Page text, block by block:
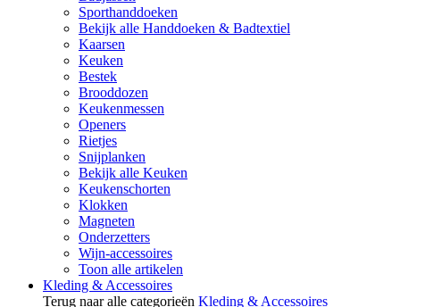
Sporthanddoeken
Bekijk alle Handdoeken & Badtextiel
Kaarsen
Keuken
Bestek
Brooddozen
Keukenmessen
Openers
Rietjes
Snijplanken
Bekijk alle Keuken
Keukenschorten
Klokken
Magneten
Onderzetters
Wijn-accessoires
Toon alle artikelen
Kleding & Accessoires
Terug naar alle categorieën Kleding & Accessoires